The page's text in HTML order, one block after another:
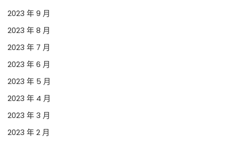
2023 年 9 月
2023 年 8 月
2023 年 7 月
2023 年 6 月
2023 年 5 月
2023 年 4 月
2023 年 3 月
2023 年 2 月